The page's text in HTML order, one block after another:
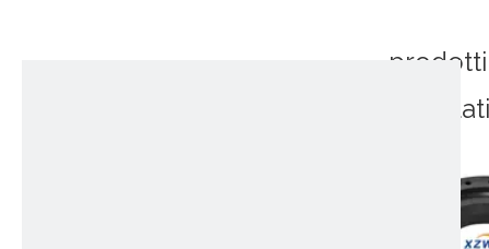
prodotti
correlati